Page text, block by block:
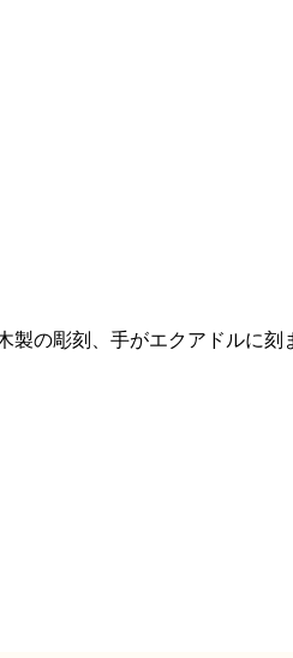
製の彫刻、手がエクアドルに刻